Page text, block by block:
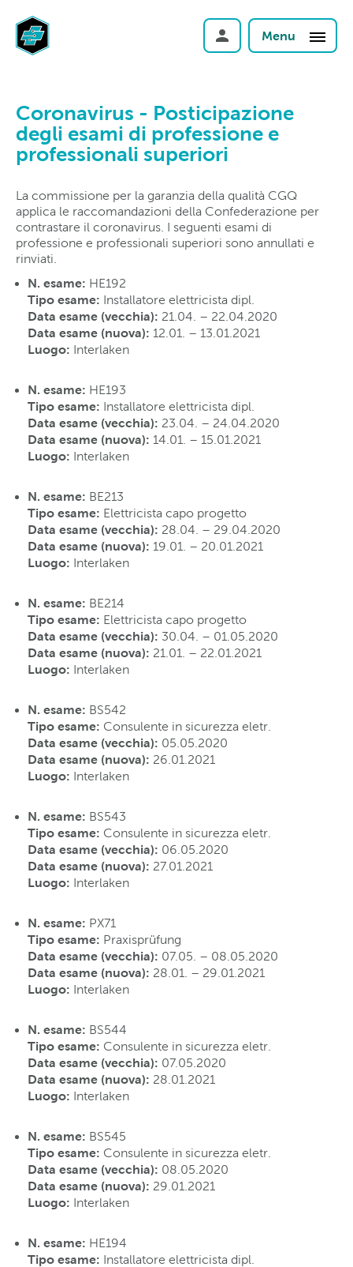
Menu
Coronavirus - Posticipazione
degli esami di professione e
professionali superiori
La commissione per la garanzia della qualità CGQ
applica le raccomandazioni della Confederazione per
contrastare il coronavirus. I seguenti esami di
professione e professionali superiori sono annullati e
rinviati.
N. esame: HE192
Tipo esame: Installatore elettricista dipl.
Data esame (vecchia): 21.04. – 22.04.2020
Data esame (nuova): 12.01. – 13.01.2021
Luogo: Interlaken
N. esame: HE193
Tipo esame: Installatore elettricista dipl.
Data esame (vecchia): 23.04. – 24.04.2020
Data esame (nuova): 14.01. – 15.01.2021
Luogo: Interlaken
N. esame: BE213
Tipo esame: Elettricista capo progetto
Data esame (vecchia): 28.04. – 29.04.2020
Data esame (nuova): 19.01. – 20.01.2021
Luogo: Interlaken
N. esame: BE214
Tipo esame: Elettricista capo progetto
Data esame (vecchia): 30.04. – 01.05.2020
Data esame (nuova): 21.01. – 22.01.2021
Luogo: Interlaken
N. esame: BS542
Tipo esame: Consulente in sicurezza eletr.
Data esame (vecchia): 05.05.2020
Data esame (nuova): 26.01.2021
Luogo: Interlaken
N. esame: BS543
Tipo esame: Consulente in sicurezza eletr.
Data esame (vecchia): 06.05.2020
Data esame (nuova): 27.01.2021
Luogo: Interlaken
N. esame: PX71
Tipo esame: Praxisprüfung
Data esame (vecchia): 07.05. – 08.05.2020
Data esame (nuova): 28.01. – 29.01.2021
Luogo: Interlaken
N. esame: BS544
Tipo esame: Consulente in sicurezza eletr.
Data esame (vecchia): 07.05.2020
Data esame (nuova): 28.01.2021
Luogo: Interlaken
N. esame: BS545
Tipo esame: Consulente in sicurezza eletr.
Data esame (vecchia): 08.05.2020
Data esame (nuova): 29.01.2021
Luogo: Interlaken
N. esame: HE194
Tipo esame: Installatore elettricista dipl.